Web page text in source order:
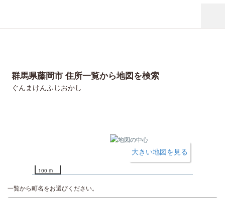
群馬県藤岡市 住所一覧から地図を検索
ぐんまけんふじおかし
100 m
大きい地図を見る
一覧から町名をお選びください。